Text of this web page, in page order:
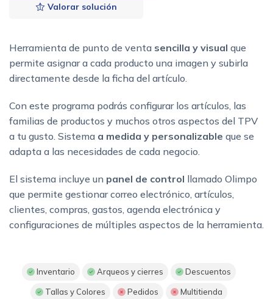
Valorar solución
Herramienta de punto de venta sencilla y visual que
permite asignar a cada producto una imagen y subirla
directamente desde la ficha del artículo.
Con este programa podrás configurar los artículos, las
familias de productos y muchos otros aspectos del TPV
a tu gusto. Sistema a medida y personalizable que se
adapta a las necesidades de cada negocio.
El sistema incluye un panel de control llamado Olimpo
que permite gestionar correo electrónico, artículos,
clientes, compras, gastos, agenda electrónica y
configuraciones de múltiples aspectos de la herramienta.
Inventario Arqueos y cierres Descuentos
Tallas y Colores Pedidos Multitienda